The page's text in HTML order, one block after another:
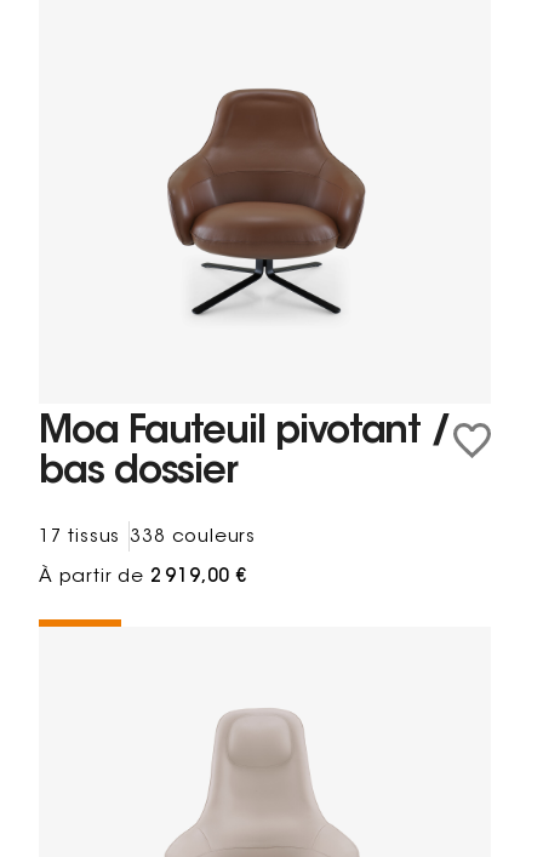
Moa Fauteuil pivotant /
bas dossier
17 tissus 338 couleurs
À partir de 2 919,00 €